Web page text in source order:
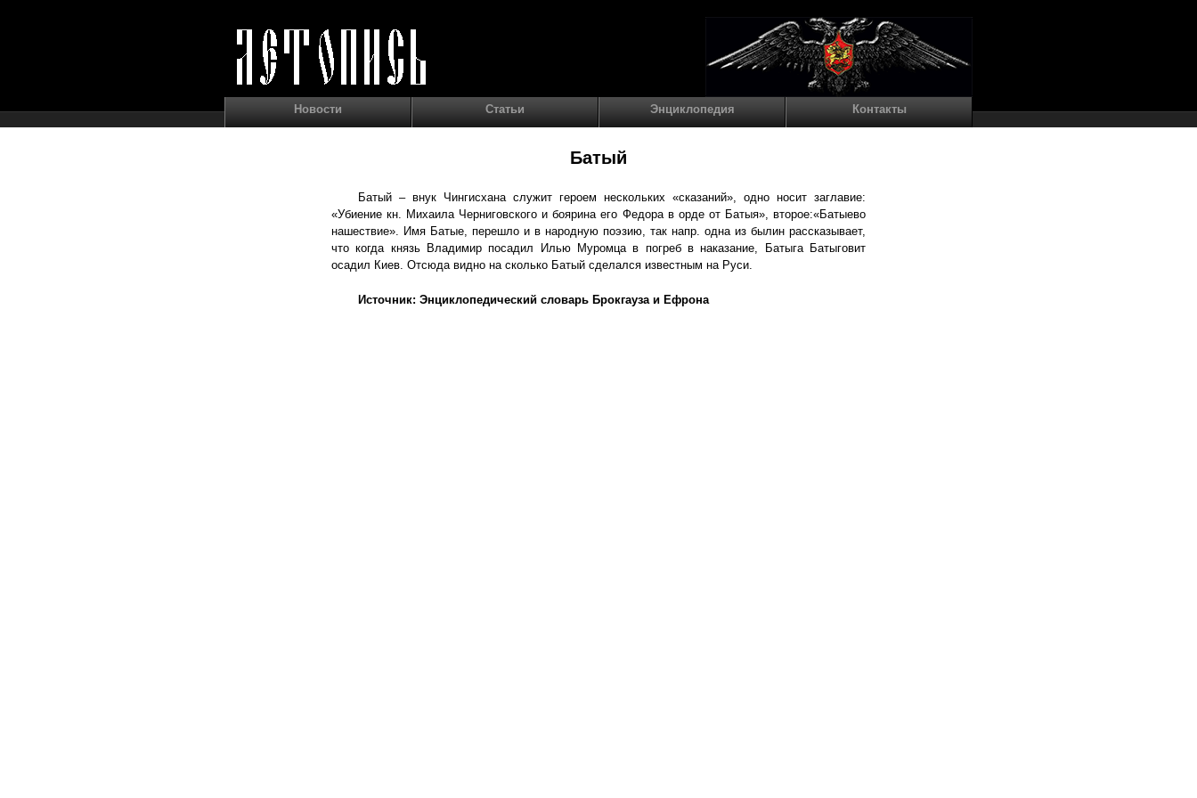
Новости Статьи Энциклопедия Контакты
Батый
Батый – внук Чингисхана служит героем нескольких «сказаний», одно носит заглавие:
«Убиение кн. Михаила Черниговского и боярина его Федора в орде от Батыя», второе:«Батыево
нашествие». Имя Батые, перешло и в народную поэзию, так напр. одна из былин рассказывает,
что когда князь Владимир посадил Илью Муромца в погреб в наказание, Батыга Батыговит
осадил Киев. Отсюда видно на сколько Батый сделался известным на Руси.
Источник: Энциклопедический словарь Брокгауза и Ефрона